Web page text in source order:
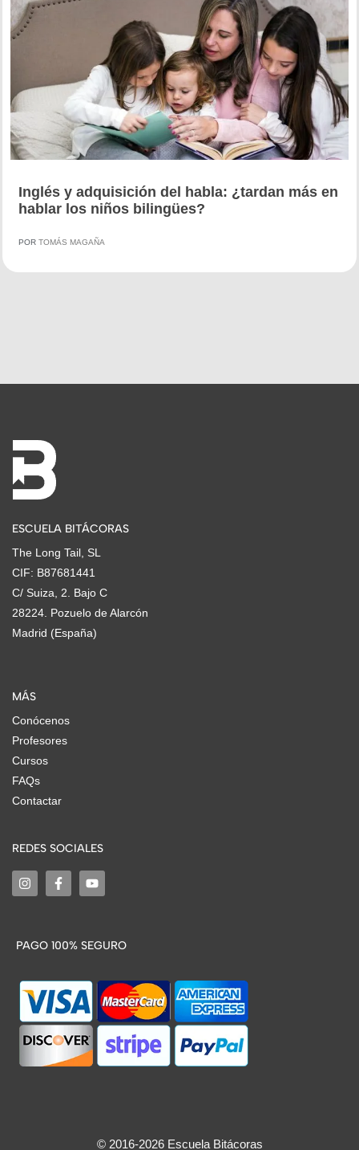
Inglés y adquisición del habla: ¿tardan más en
hablar los niños bilingües?
POR TOMÁS MAGAÑA
ESCUELA BITÁCORAS
The Long Tail, SL
CIF: B87681441
C/ Suiza, 2. Bajo C
28224. Pozuelo de Alarcón
Madrid (España)
MÁS
Conócenos
Profesores
Cursos
FAQs
Contactar
REDES SOCIALES
PAGO 100% SEGURO
© 2016-2026 Escuela Bitácoras